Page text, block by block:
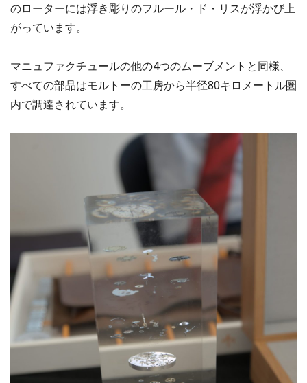
のローターには浮き彫りのフルール・ド・リスが浮かび上
がっています。
マニュファクチュールの他の4つのムーブメントと同様、
すべての部品はモルトーの工房から半径80キロメートル圏
内で調達されています。